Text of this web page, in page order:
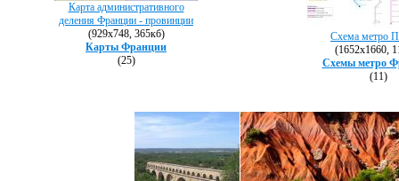
Карта административного
деления Франции - провинции
(929х748, 365кб)
Карты Франции
(25)
Схема метро
(1652х1660,
Схемы метро
(11)